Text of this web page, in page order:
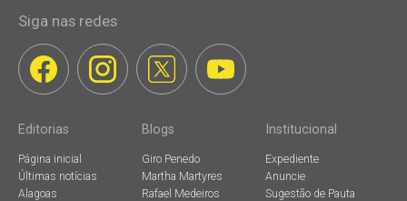
Siga nas redes
Editorias
Página inicial
Últimas notícias
Alagoas
Blogs
Giro Penedo
Martha Martyres
Rafael Medeiros
Institucional
Expediente
Anuncie
Sugestão de Pauta